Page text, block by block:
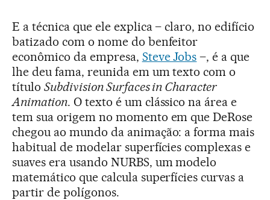
E a técnica que ele explica – claro, no edifício
batizado com o nome do benfeitor
econômico da empresa, Steve Jobs –, é a que
lhe deu fama, reunida em um texto com o
título Subdivision Surfaces in Character
Animation. O texto é um clássico na área e
tem sua origem no momento em que DeRose
chegou ao mundo da animação: a forma mais
habitual de modelar superfícies complexas e
suaves era usando NURBS, um modelo
matemático que calcula superfícies curvas a
partir de polígonos.